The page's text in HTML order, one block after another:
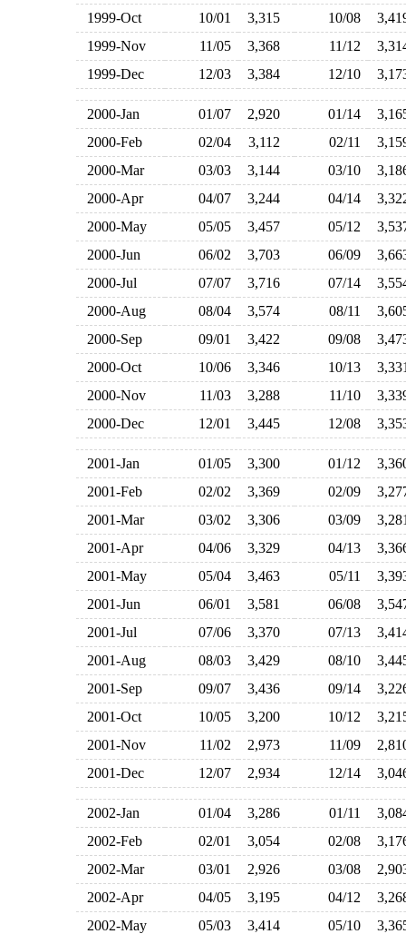
1999-Oct
10/01 3,315 10/08
1999-Nov
11/05 3,368 11/12
1999-Dec
12/03 3,384 12/10
2000-Jan 01/07 2,920 01/14
2000-Feb
02/04 3,112 02/11
2000-Mar
03/03 3,144 03/10
2000-Apr
04/07 3,244 04/14
2000-May
05/05 3,457 05/12
2000-Jun
06/02 3,703 06/09
2000-Jul
07/07 3,716 07/14
2000-Aug
08/04 3,574 08/11
2000-Sep
09/01 3,422 09/08
2000-Oct
10/06 3,346 10/13
2000-Nov
11/03 3,288 11/10
2000-Dec
12/01 3,445 12/08
2001-Jan 01/05 3,300 01/12
2001-Feb
02/02 3,369 02/09
2001-Mar
03/02 3,306 03/09
2001-Apr
04/06 3,329 04/13
2001-May
05/04 3,463 05/11
2001-Jun
06/01 3,581 06/08
2001-Jul
07/06 3,370 07/13
2001-Aug
08/03 3,429 08/10
2001-Sep
09/07 3,436 09/14
2001-Oct
10/05 3,200 10/12
2001-Nov
11/02 2,973 11/09
2001-Dec
12/07 2,934 12/14
2002-Jan 01/04 3,286 01/11
2002-Feb
02/01 3,054 02/08
2002-Mar
03/01 2,926 03/08
2002-Apr
04/05 3,195 04/12
2002-May
05/03 3,414 05/10